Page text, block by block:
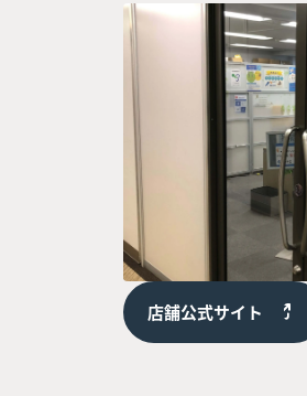
店舗公式サイト